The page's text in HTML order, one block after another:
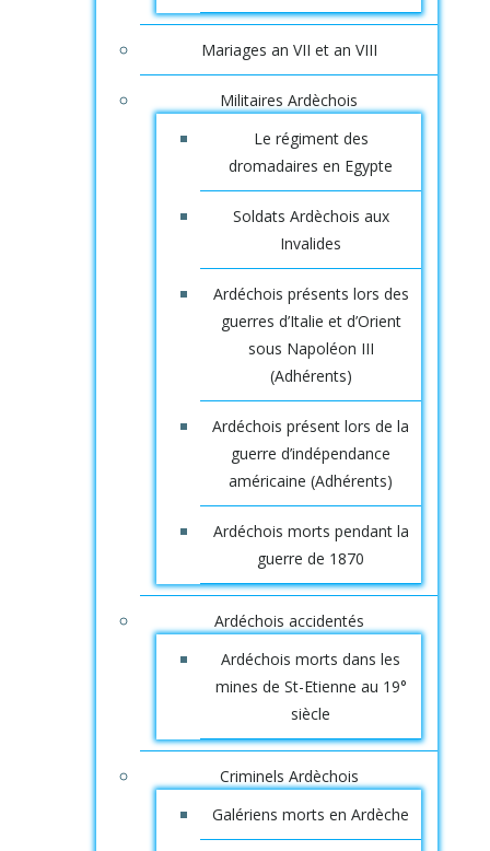
Mariages an VII et an VIII
Militaires Ardèchois
Le régiment des
dromadaires en Egypte
Soldats Ardèchois aux
Invalides
Ardéchois présents lors des
guerres d’Italie et d’Orient
sous Napoléon III
(Adhérents)
Ardéchois présent lors de la
guerre d’indépendance
américaine (Adhérents)
Ardéchois morts pendant la
guerre de 1870
Ardéchois accidentés
Ardéchois morts dans les
mines de St-Etienne au 19°
siècle
Criminels Ardèchois
Galériens morts en Ardèche